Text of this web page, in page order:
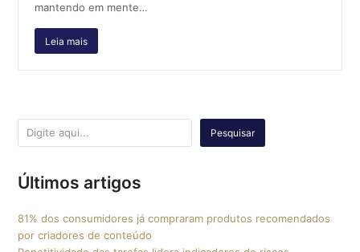
mantendo em mente…
Leia mais
Pesquisar
Últimos artigos
81% dos consumidores já compraram produtos recomendados
por criadores de conteúdo